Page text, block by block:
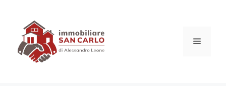
contenuto
Menu